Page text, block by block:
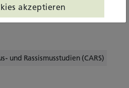
und Rassismusstudien (CARS)
akzeptieren